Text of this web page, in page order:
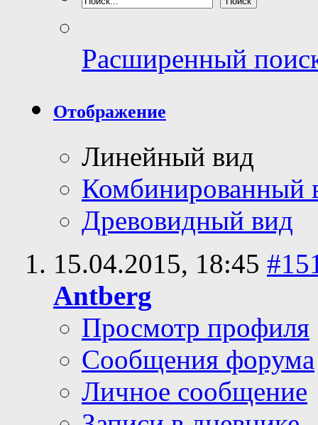
Расширенный
Отображение
Линейный вид
Комбинированный
Древовидный вид
15.04.2015, 18:45
Antberg
Просмотр профиля
Сообщения форума
Личное сообщение